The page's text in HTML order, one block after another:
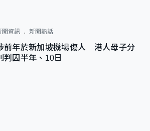
聞資訊 新聞熱話
前年於新加坡機場傷人 港人母子分
判囚半年、10日